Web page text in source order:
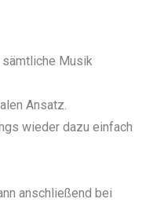
sämtliche Musik
Ansatz.
wieder dazu einfach
anschließend bei